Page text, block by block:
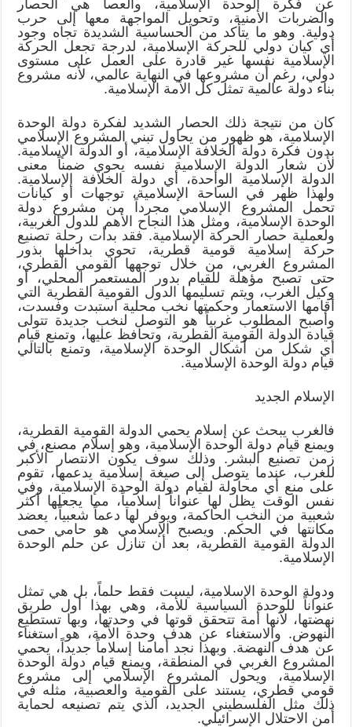
عن فكرة الوحدة الإسلامية، والعصا هي الحصار
والضربات الأمنية، وتحويل المواجهة معها إلى حرب
دولية. وهو ما يتأكد من الحساسية الشديدة تجاه وجود
أي كيان دولي للحركة الإسلامية، لدرجة تجعل الحركة
الإسلامية نفسها غير قادرة على العمل على مستوى
دولي، رغم أن مشروعها في النهاية عالمي، لأنه مشروع
بناء دولة عالمية تمثل كل الأمة الإسلامية.
كان من نتيجة ذلك الحصار الشديد لفكرة دولة الوحدة
الإسلامية، هو ظهور من يحاول تبني المشروع الإسلامي
بدون فكرة دولة الخلافة الإسلامية، أو الدولة الإسلامية.
لأن شعار الدولة الإسلامية نفسه يحوي ضمناً معنى
الدولة الإسلامية الواحدة، أي دولة الخلافة الإسلامية.
ولهذا ظهر في الساحة الإسلامية، توجهات أو كيانات
تحمل المشروع الإسلامي مجرداً من مشروع دولة
الوحدة الإسلامية، ومثل هذا النجاح الأهم للدول الغربية،
ولعملية حصار الحركة الإسلامية. فقد بدأت رحلة تصنيع
حركة إسلامية قومية قطرية، تحوي بداخلها بذور
المشروع الغربي، من خلال توجهها القومي القطري،
حتى تصبح مؤهلة للقيام بدور المستعمر المحلي، أو
وكيل الغرب، ويتم تسليمها الدول القومية القطرية التي
أقامها الاستعمار وحكمتها نخب محلية استبدت وفسدت،
وأصبح المطلوب غربياً هو التوصل لنخب جديدة تتولى
قيادة الدولة القومية القطرية، وتحافظ عليها، وتمنع قيام
أي شكل من أشكال الوحدة الإسلامية، وتمنع بالتالي
قيام دولة الوحدة الإسلامية.
الإسلام الجديد
فالغرب يبحث عن إسلام يحمي الدولة القومية القطرية،
ويمنع قيام دولة الوحدة الإسلامية، وهو إسلام مصنع، في
زمن تصنيع البشر. وذلك سوف يكون الانتصار الأكبر
للغرب، عندما يتوصل إلى صيغة إسلامية يدعمها، تقوم
على منع أي محاولة لقيام دولة الوحدة الإسلامية، وفي
نفس الوقت يظل لها عنواناً إسلامياً، مما يجعلها أكثر
شعبية من النخب الحاكمة، ويوفر لها دعماً شعبياً، يعضد
مكانتها في الحكم. ويصبح الإسلامي هو حامي حمى
الدولة القومية القطرية، بعد أن تنازل عن حلم الوحدة
الإسلامية.
ودولة الوحدة الإسلامية، ليست فقط حلماً، بل هي تمثل
عنواناً للوحدة السياسية للأمة، وهي بهذا أول طريق
نهضتها، لأنها أمة تتحقق قوتها في وحدتها، وبها تستطيع
النهوض. والاستغناء عن هدف وحدة الأمة، هو استغناء
عن هدف النهضة. وبهذا نجد أمامنا إسلاماً جديداً، يحمي
المشروع الغربي في المنطقة، ويمنع قيام دولة الوحدة
الإسلامية، ويحول المشروع الإسلامي إلى مشروع
قومي قطري، يستند على القومية والعصبية، مثله في
ذلك مثل الفلسطيني الجديد، الذي يتم تصنيعه لحماية
أمن الاحتلال الإسرائيلي.